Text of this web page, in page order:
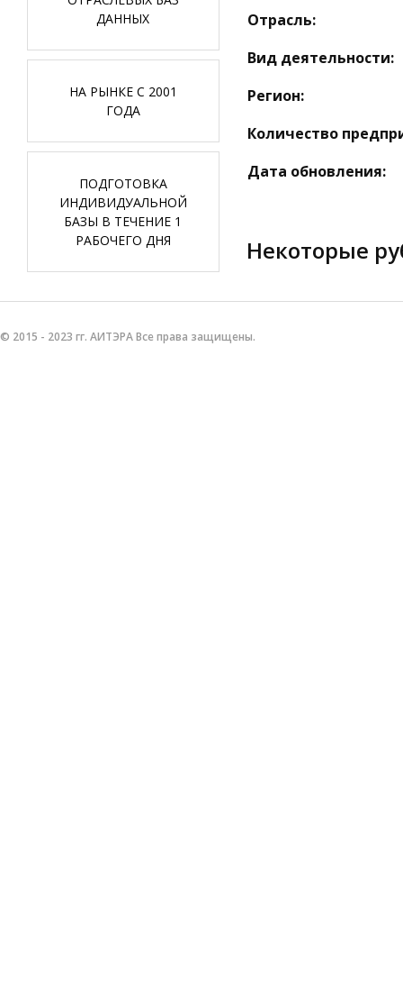
ДАННЫХ
НА РЫНКЕ С 2001
ГОДА
ПОДГОТОВКА
ИНДИВИДУАЛЬНОЙ
БАЗЫ В ТЕЧЕНИЕ 1
РАБОЧЕГО ДНЯ
Отрасль:
Вид деятельности:
Регион:
Количество
Дата обновления:
Некоторые
© 2015 - 2023 гг. АИТЭРА Все права защищены.